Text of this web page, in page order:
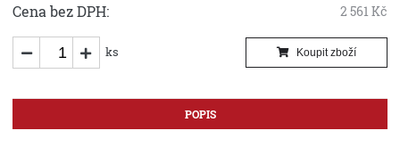
Cena bez DPH: 2 561 Kč
ks Koupit zboží
POPIS